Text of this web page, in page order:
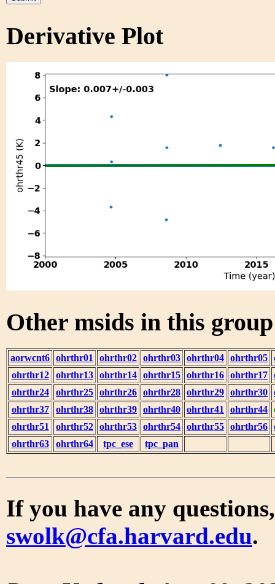
Derivative Plot
Other msids in this
aorwcnt6 ohrthr01 ohrthr02 ohrthr03 ohrthr04 ohrthr05
ohrthr12
ohrthr13 ohrthr14 ohrthr15 ohrthr16 ohrthr17
ohrthr24
ohrthr25 ohrthr26 ohrthr28 ohrthr29 ohrthr30
ohrthr37
ohrthr38 ohrthr39 ohrthr40 ohrthr41 ohrthr44
ohrthr51
ohrthr52 ohrthr53 ohrthr54 ohrthr55 ohrthr56
ohrthr63
ohrthr64 tpc_ese tpc_pan
If you have any
swolk@cfa.harvard.edu.